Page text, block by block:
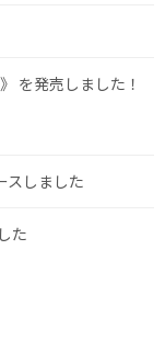
を発売しました！
スしました
た